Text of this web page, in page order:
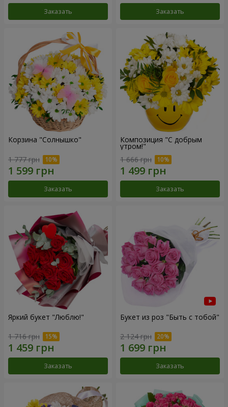
Заказать Заказать
Корзина "Солнышко"
1 777 грн
Заказать
Композиция "С добрым
утром!"
1 666 грн
Заказать
Яркий букет "Люблю!"
1 716 грн
Заказать
Букет из роз "Быть с тобой"
2 124 грн
Заказать